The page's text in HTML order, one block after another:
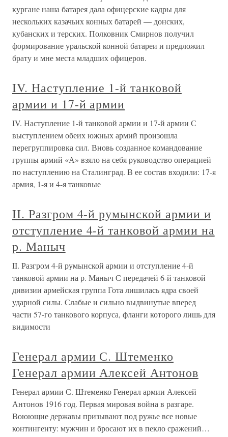
кургане наша батарея дала офицерские кадры для
нескольких казачьих конных батарей — донских,
кубанских и терских. Полковник Смирнов получил
формирование уральской конной батареи и предложил
брату и мне места младших офицеров.
IV. Наступление 1-й танковой
армии и 17-й армии
IV. Наступление 1-й танковой армии и 17-й армии С
выступлением обеих южных армий произошла
перегруппировка сил. Вновь созданное командование
группы армий «А» взяло на себя руководство операцией
по наступлению на Сталинград. В ее состав входили: 17-я
армия, 1-я и 4-я танковые
II. Разгром 4-й румынской армии и
отступление 4-й танковой армии на
р. Маныч
II. Разгром 4-й румынской армии и отступление 4-й
танковой армии на р. Маныч С передачей 6-й танковой
дивизии армейская группа Гота лишилась ядра своей
ударной силы. Слабые и сильно выдвинутые вперед
части 57-го танкового корпуса, фланги которого лишь для
видимости
Генерал армии С. Штеменко
Генерал армии Алексей Антонов
Генерал армии С. Штеменко Генерал армии Алексей
Антонов 1916 год. Первая мировая война в разгаре.
Воюющие державы призывают под ружье все новые
контингенту: мужчин и бросают их в пекло сражений…